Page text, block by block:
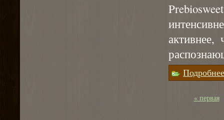
активнее,
Подробнее
Страницы
« первая